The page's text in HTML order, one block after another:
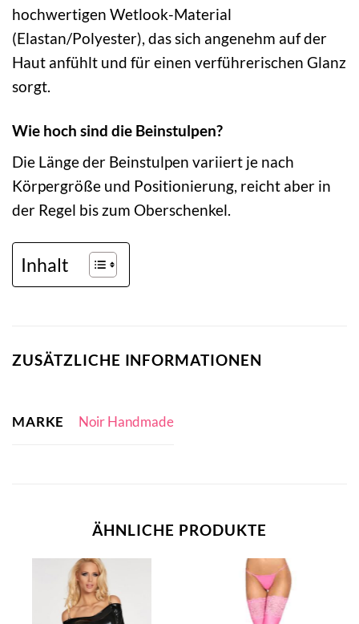
hochwertigen Wetlook-Material
(Elastan/Polyester), das sich angenehm auf der
Haut anfühlt und für einen verführerischen Glanz
sorgt.
Wie hoch sind die Beinstulpen?
Die Länge der Beinstulpen variiert je nach
Körpergröße und Positionierung, reicht aber in
der Regel bis zum Oberschenkel.
Inhalt
ZUSÄTZLICHE INFORMATIONEN
MARKE Noir Handmade
ÄHNLICHE PRODUKTE